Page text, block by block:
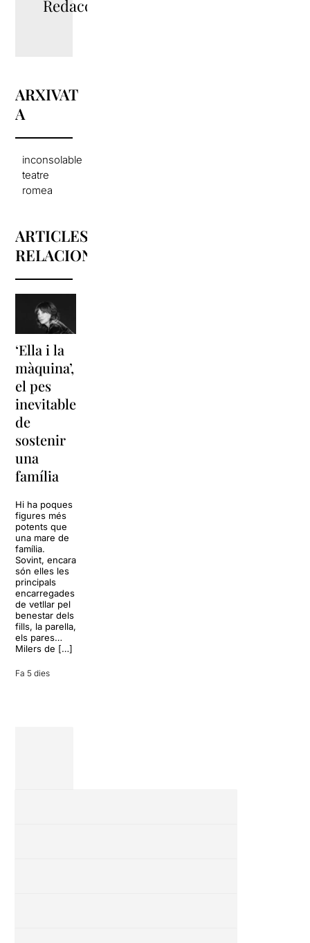
Redacció
ARXIVAT
A
inconsolable
teatre
romea
ARTICLES
RELACIONATS
‘Ella i la
màquina’,
el pes
inevitable
de
sostenir
una
família
Hi ha poques
figures més
potents que
una mare de
família.
Sovint, encara
són elles les
principals
encarregades
de vetllar pel
benestar dels
fills, la parella,
els pares…
Milers de […]
Fa 5 dies